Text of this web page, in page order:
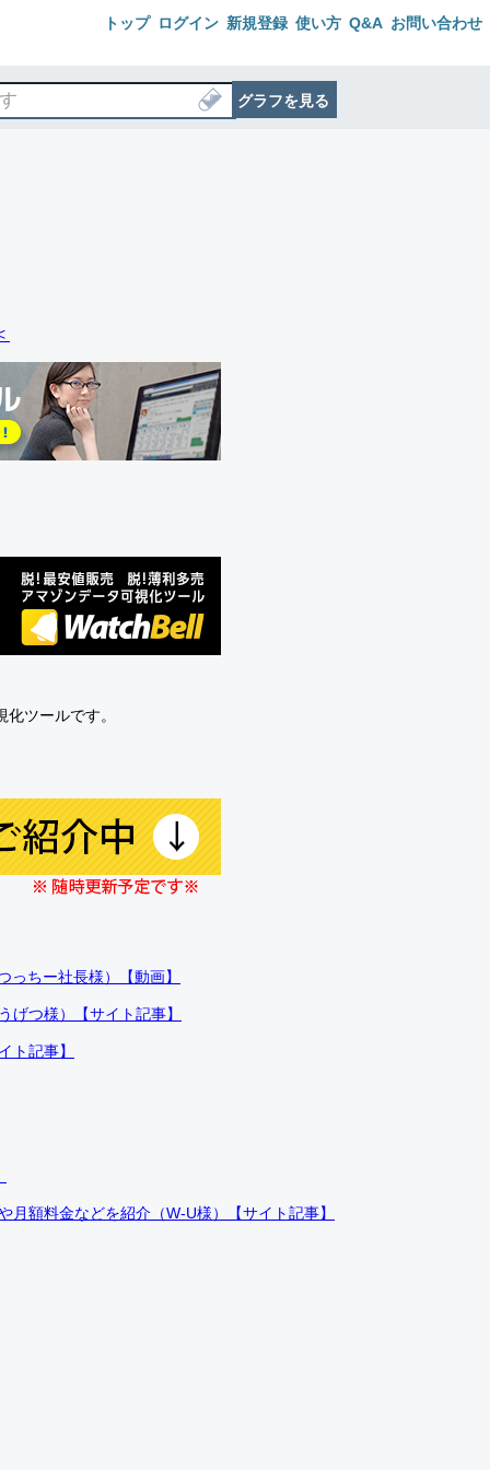
トップ ログイン 新規登録 使い方 Q&A お問い合わせ
グラフを見る
ツールです。
ちー社長様）【動画】
げつ様）【サイト記事】
ト記事】
額料金などを紹介（W-U様）【サイト記事】